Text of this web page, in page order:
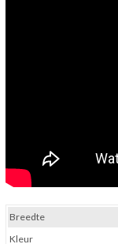
Breedte
Kleur